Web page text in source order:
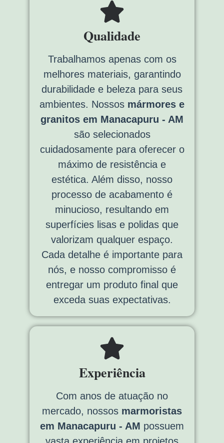
Qualidade
Trabalhamos apenas com os
melhores materiais, garantindo
durabilidade e beleza para seus
ambientes. Nossos mármores e
granitos em Manacapuru - AM
são selecionados
cuidadosamente para oferecer o
máximo de resistência e
estética. Além disso, nosso
processo de acabamento é
minucioso, resultando em
superfícies lisas e polidas que
valorizam qualquer espaço.
Cada detalhe é importante para
nós, e nosso compromisso é
entregar um produto final que
exceda suas expectativas.
Experiência
Com anos de atuação no
mercado, nossos marmoristas
em Manacapuru - AM possuem